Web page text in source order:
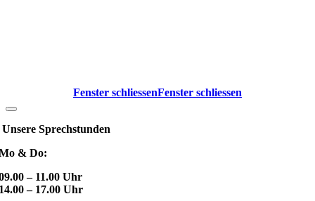
Fenster schliessenFenster schliessen
Unsere Sprechstunden
& Do:
– 11.00 Uhr
– 17.00 Uhr